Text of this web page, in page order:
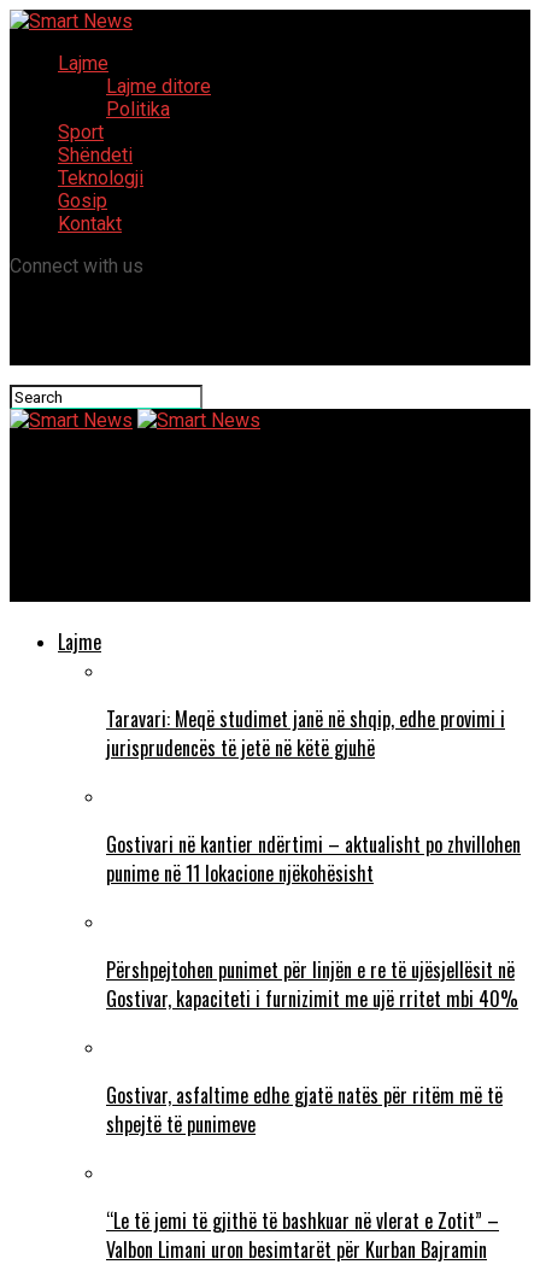
Lajme
Lajme ditore
Politika
Sport
Shëndeti
Teknologji
Gosip
Kontakt
Connect with us
Lajme
Taravari: Meqë studimet janë në shqip, edhe provimi i
jurisprudencës të jetë në këtë gjuhë
Gostivari në kantier ndërtimi – aktualisht po zhvillohen
punime në 11 lokacione njëkohësisht
Përshpejtohen punimet për linjën e re të ujësjellësit në
Gostivar, kapaciteti i furnizimit me ujë rritet mbi 40%
Gostivar, asfaltime edhe gjatë natës për ritëm më të
shpejtë të punimeve
“Le të jemi të gjithë të bashkuar në vlerat e Zotit” –
Valbon Limani uron besimtarët për Kurban Bajramin